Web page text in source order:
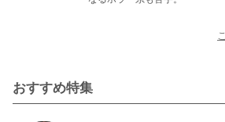
おすすめ特集